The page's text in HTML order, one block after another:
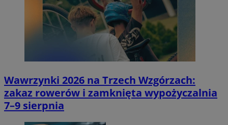
Wawrzynki 2026 na Trzech Wzgórzach:
zakaz rowerów i zamknięta wypożyczalnia
7–9 sierpnia